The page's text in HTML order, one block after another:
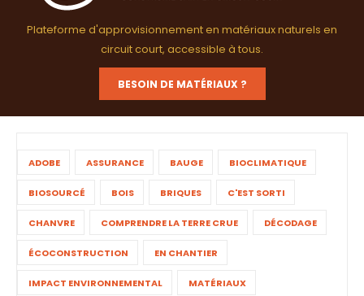
Plateforme d'approvisionnement en matériaux naturels en
circuit court, accessible à tous.
BESOIN DE MATÉRIAUX ?
ADOBE ASSURANCE BAUGE BIOCLIMATIQUE
BIOSOURCÉ BOIS BRIQUES C'EST SORTI
CHANVRE COMPRENDRE LA TERRE CRUE DÉCODAGE
ÉCOCONSTRUCTION EN CHANTIER
IMPACT ENVIRONNEMENTAL MATÉRIAUX